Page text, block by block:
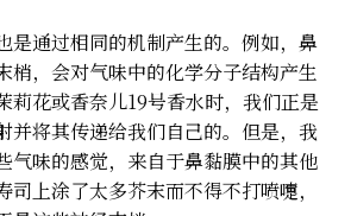
是通过相同的机制产生的。例如，鼻
梢，会对气味中的化学分子结构产生
莉花或香奈儿19号香水时，我们正是
并将其传递给我们自己的。但是，我
气味的感觉，来自于鼻黏膜中的其他
上涂了太多芥末而不得不打喷嚏，